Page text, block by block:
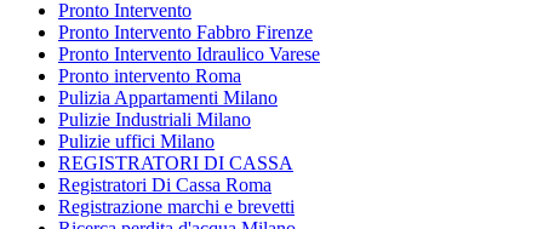
Pronto Intervento
Pronto Intervento Fabbro Firenze
Pronto Intervento Idraulico Varese
Pronto intervento Roma
Pulizia Appartamenti Milano
Pulizie Industriali Milano
Pulizie uffici Milano
REGISTRATORI DI CASSA
Registratori Di Cassa Roma
Registrazione marchi e brevetti